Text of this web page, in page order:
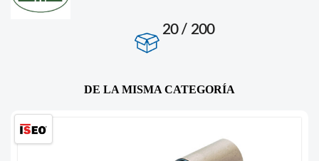
20 / 200
DE LA MISMA CATEGORÍA